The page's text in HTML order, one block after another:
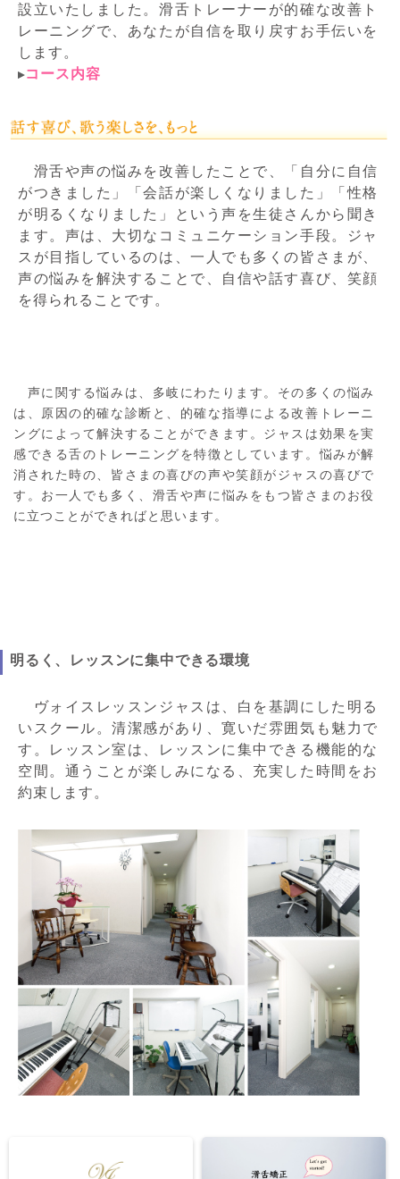
設立いたしました。滑舌トレーナーが的確な改善ト
レーニングで、あなたが自信を取り戻すお手伝いを
します。
コース内容
滑舌や声の悩みを改善したことで、「自分に自信
がつきました」「会話が楽しくなりました」「性格
が明るくなりました」という声を生徒さんから聞き
ます。声は、大切なコミュニケーション手段。ジャ
スが目指しているのは、一人でも多くの皆さまが、
声の悩みを解決することで、自信や話す喜び、笑顔
を得られることです。
声に関する悩みは、多岐にわたります。その多くの悩み
は、原因の的確な診断と、的確な指導による改善トレーニ
ングによって解決することができます。ジャスは効果を実
感できる舌のトレーニングを特徴としています。悩みが解
消された時の、皆さまの喜びの声や笑顔がジャスの喜びで
す。お一人でも多く、滑舌や声に悩みをもつ皆さまのお役
に立つことができればと思います。
明るく、レッスンに集中できる環境
ヴォイスレッスンジャスは、白を基調にした明る
いスクール。清潔感があり、寛いだ雰囲気も魅力で
す。レッスン室は、レッスンに集中できる機能的な
空間。通うことが楽しみになる、充実した時間をお
約束します。